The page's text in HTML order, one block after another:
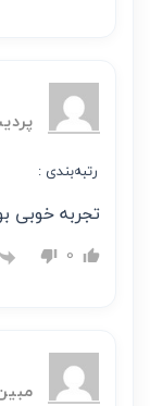
رتبه‌بندی :
تجربه خوبی
0